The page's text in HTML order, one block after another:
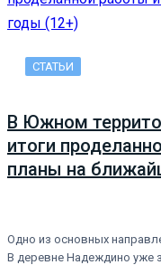
СТАТЬИ
В Южном
итоги
планы на
Одно из основных
В деревне Надеждино уже